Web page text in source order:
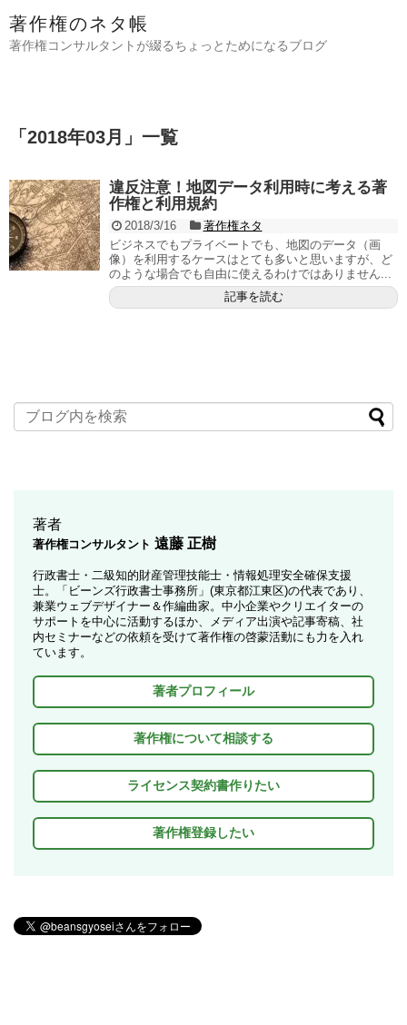
著作権のネタ帳
著作権コンサルタントが綴るちょっとためになるブログ
「 2018年03月 」 一覧
違反注意！地図データ利用時に考える著
作権と利用規約
2018/3/16
著作権ネタ
ビジネスでもプライベートでも、地図のデータ（画
像）を利用するケースはとても多いと思いますが、ど
のような場合でも自由に使えるわけではありません...
記事を読む
著者
著作権コンサルタント 遠藤 正樹
行政書士・二級知的財産管理技能士・情報処理安全確保支援
士。「ビーンズ行政書士事務所」(東京都江東区)の代表であり、
兼業ウェブデザイナー＆作編曲家。中小企業やクリエイターの
サポートを中心に活動するほか、メディア出演や記事寄稿、社
内セミナーなどの依頼を受けて著作権の啓蒙活動にも力を入れ
ています。
著者プロフィール
著作権について相談する
ライセンス契約書作りたい
著作権登録したい